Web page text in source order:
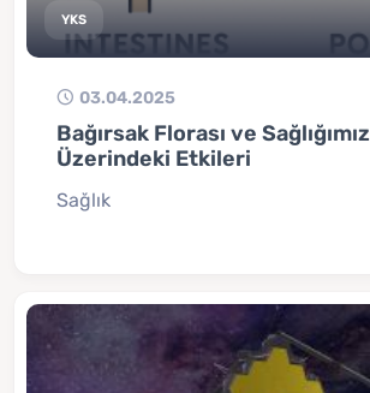
YKS
03.04.2025
Bağırsak Florası ve Sağlığımız
Üzerindeki Etkileri
Sağlık